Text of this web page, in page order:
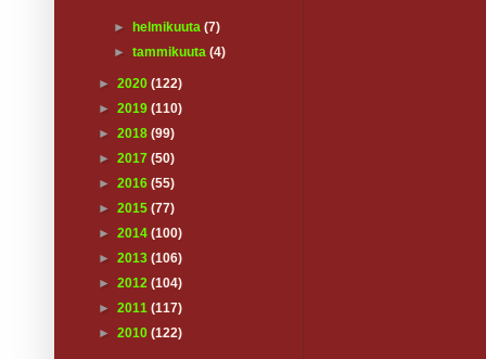
► helmikuuta(7)
►tammikuuta(4)
► 2020 (122)
► 2019 (110)
► 2018 (99)
► 2017 (50)
► 2016 (55)
► 2015 (77)
► 2014 (100)
► 2013 (106)
► 2012 (104)
► 2011 (117)
► 2010 (122)